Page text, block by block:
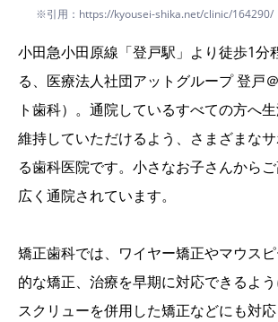
※引用：https://kyousei-shika.net/clinic/164290/
小田急小田原線「登戸駅」より徒歩1分
る、医療法人社団アットグループ 登戸
ト歯科）。通院しているすべての方へ
維持していただけるよう、さまざまな
る歯科医院です。小さなお子さんから
広く通院されています。
矯正歯科では、ワイヤー矯正やマウス
的な矯正、治療を早期に対応できるよ
スクリューを併用した矯正などにも対応